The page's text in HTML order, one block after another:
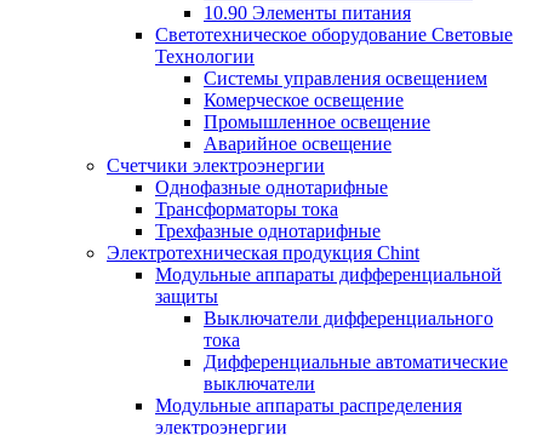
10.90 Элементы питания
Светотехническое оборудование Световые
Технологии
Системы управления освещением
Комерческое освещение
Промышленное освещение
Аварийное освещение
Счетчики электроэнергии
Однофазные однотарифные
Трансформаторы тока
Трехфазные однотарифные
Электротехническая продукция Chint
Модульные аппараты дифференциальной
защиты
Выключатели дифференциального
тока
Дифференциальные автоматические
выключатели
Модульные аппараты распределения
электроэнергии